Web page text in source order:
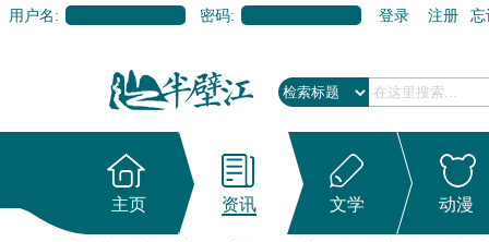
用户名: 密码: 登录 注册 忘
主页 资讯 文学 动漫